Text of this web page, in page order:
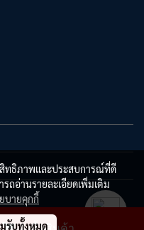
สิทธิภาพและประสบการณ์ที่ดี
ถอ่านรายละเอียดเพิ่มเติม
บายคุกกี้
รับทั้งหมด